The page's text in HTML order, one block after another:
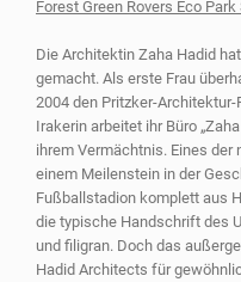
Forest Green Rovers Eco
Die Architektin Zaha Hadid
gemacht. Als erste Frau
2004 den Pritzker-
Irakerin arbeitet ihr Büro
ihrem Vermächtnis. Eines der
einem Meilenstein in der
Fußballstadion komplett aus
die typische Handschrift des
und filigran. Doch das
Hadid Architects für